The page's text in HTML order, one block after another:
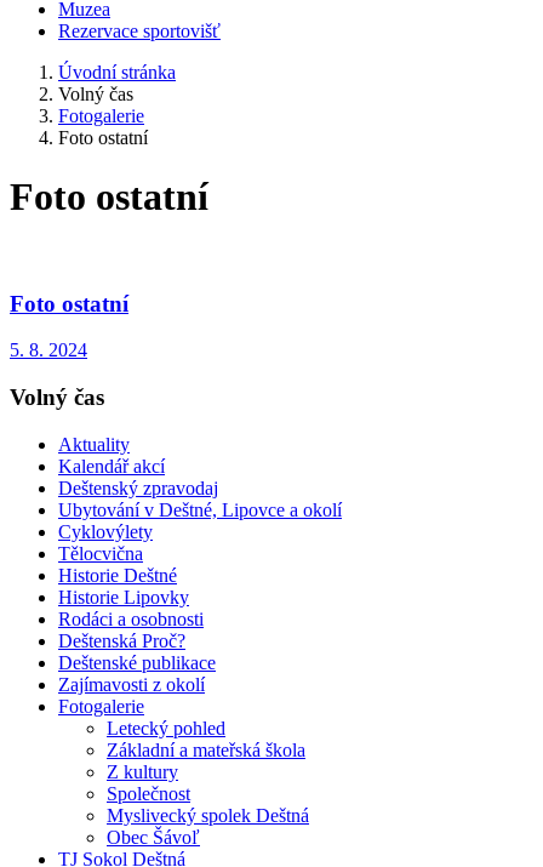
Muzea
Rezervace sportovišť
Úvodní stránka
Volný čas
Fotogalerie
Foto ostatní
Foto ostatní
Foto ostatní
5. 8. 2024
Volný čas
Aktuality
Kalendář akcí
Deštenský zpravodaj
Ubytování v Deštné, Lipovce a okolí
Cyklovýlety
Tělocvična
Historie Deštné
Historie Lipovky
Rodáci a osobnosti
Deštenská Proč?
Deštenské publikace
Zajímavosti z okolí
Fotogalerie
Letecký pohled
Základní a mateřská škola
Z kultury
Společnost
Myslivecký spolek Deštná
Obec Šávoľ
TJ Sokol Deštná